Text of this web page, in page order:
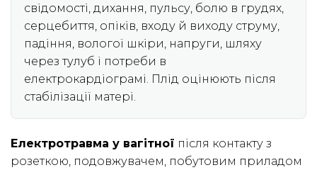
свідомості, дихання, пульсу, болю в грудях,
серцебиття, опіків, входу й виходу струму,
падіння, вологої шкіри, напруги, шляху
через тулуб і потреби в
електрокардіограмі. Плід оцінюють після
стабілізації матері.
Електротравма у вагітної після контакту з
розеткою, подовжувачем, побутовим приладом